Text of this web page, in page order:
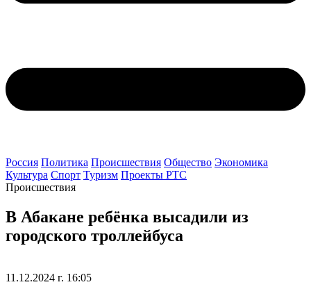
Россия Политика Происшествия Общество Экономика
Культура Спорт Туризм Проекты РТС
Происшествия
В Абакане ребёнка высадили из
городского троллейбуса
11.12.2024 г. 16:05